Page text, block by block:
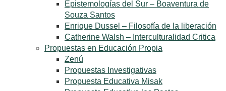
Epistemologías del Sur – Boaventura de
Souza Santos
Enrique Dussel – Filosofía de la liberación
Catherine Walsh – Interculturalidad Critica
Propuestas en Educación Propia
Zenú
Propuestas Investigativas
Propuesta Educativa Misak